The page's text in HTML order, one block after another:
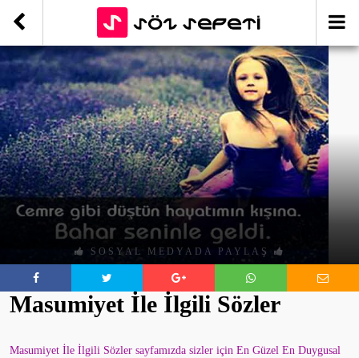
SOSYAL MEDYADA PAYLAŞ
Masumiyet İle İlgili Sözler
Masumiyet İle İlgili Sözler sayfamızda sizler için En Güzel En Duygusal